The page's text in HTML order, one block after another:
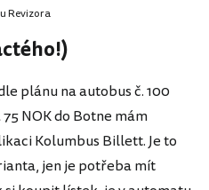
Revizora
plánu na autobus č. 100
NOK do Botne mám
Kolumbus Billett. Je to
jen je potřeba mít